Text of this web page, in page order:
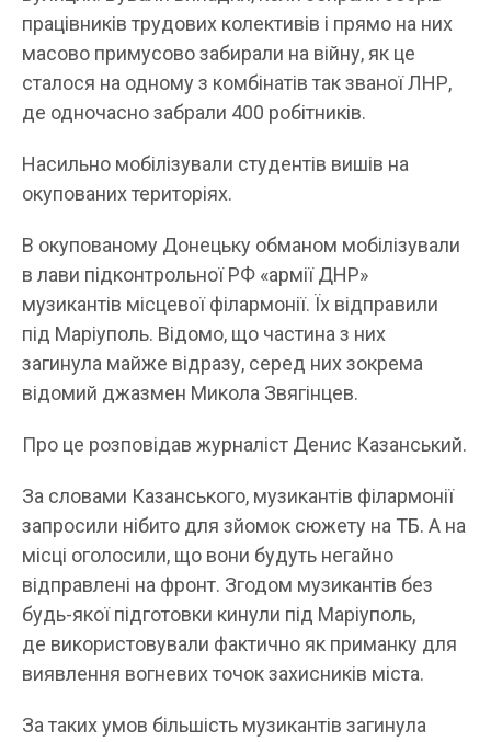
працівників трудових колективів і прямо на них
масово примусово забирали на війну, як це
сталося на одному з комбінатів так званої ЛНР,
де одночасно забрали 400 робітників.
Насильно мобілізували студентів вишів на
окупованих територіях.
В окупованому Донецьку обманом мобілізували
в лави підконтрольної РФ «армії ДНР»
музикантів місцевої філармонії. Їх відправили
під Маріуполь. Відомо, що частина з них
загинула майже відразу, серед них зокрема
відомий джазмен Микола Звягінцев.
Про це розповідав журналіст Денис Казанський.
За словами Казанського, музикантів філармонії
запросили нібито для зйомок сюжету на ТБ. А на
місці оголосили, що вони будуть негайно
відправлені на фронт. Згодом музикантів без
будь-якої підготовки кинули під Маріуполь,
де використовували фактично як приманку для
виявлення вогневих точок захисників міста.
За таких умов більшість музикантів загинула